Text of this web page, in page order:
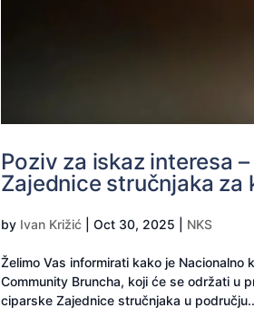
Poziv za iskaz interesa
Zajednice stručnjaka
by Ivan Križić |Oct 30, 2025 NKS
Želimo Vas informirati kako je
Community Bruncha, koji će se održati u
ciparske Zajednice stručnjaka u